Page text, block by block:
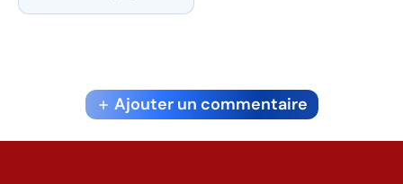
Ajouter un commentaire